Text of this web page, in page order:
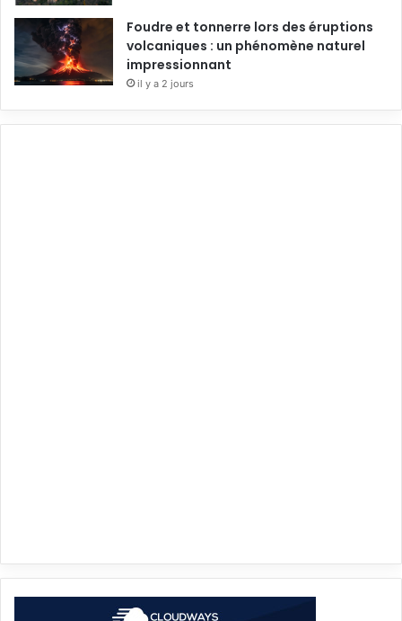
Foudre et tonnerre lors des éruptions
volcaniques : un phénomène naturel
impressionnant
il y a 2 jours